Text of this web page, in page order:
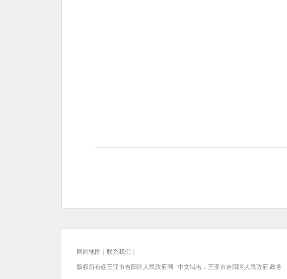
网站地图 联系我们
版权所有@三亚市吉阳区人民政府网 中文域名： 三亚市吉阳区人民政府.政务